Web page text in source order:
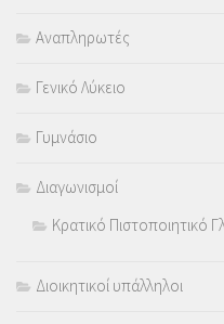
Αναπληρωτές
Γενικό Λύκειο
Γυμνάσιο
Διαγωνισμοί
Κρατικό Πιστοποιητικό
Διοικητικοί υπάλληλοι